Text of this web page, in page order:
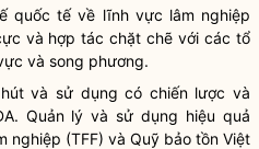
quốc tế về lĩnh vực lâm nghiệp
và hợp tác chặt chẽ với các tổ
và song phương.
và sử dụng có chiến lược và
Quản lý và sử dụng hiệu quả
nghiệp (TFF) và Quỹ bảo tồn Việt